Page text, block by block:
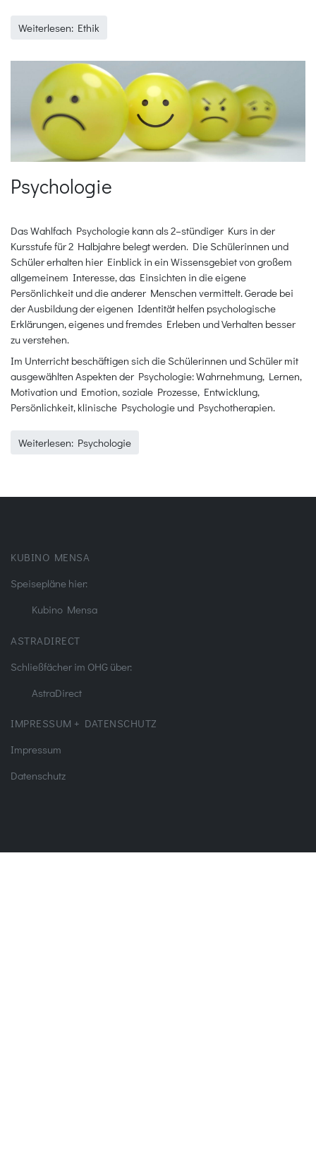
Weiterlesen: Ethik
Psychologie
Das Wahlfach Psychologie kann als 2–stündiger Kurs in der
Kursstufe für 2 Halbjahre belegt werden. Die Schülerinnen und
Schüler erhalten hier Einblick in ein Wissensgebiet von großem
allgemeinem Interesse, das Einsichten in die eigene
Persönlichkeit und die anderer Menschen vermittelt. Gerade bei
der Ausbildung der eigenen Identität helfen psychologische
Erklärungen, eigenes und fremdes Erleben und Verhalten besser
zu verstehen.
Im Unterricht beschäftigen sich die Schülerinnen und Schüler mit
ausgewählten Aspekten der Psychologie: Wahrnehmung, Lernen,
Motivation und Emotion, soziale Prozesse, Entwicklung,
Persönlichkeit, klinische Psychologie und Psychotherapien.
Weiterlesen: Psychologie
KUBINO MENSA
Speisepläne hier:
Kubino Mensa
ASTRADIRECT
Schließfächer im OHG über:
AstraDirect
IMPRESSUM + DATENSCHUTZ
Impressum
Datenschutz